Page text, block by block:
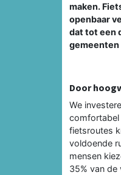
maken.
openbaar
dat tot een
gemeenten
Door
We
comfortabel
fietsroutes
voldoende
mensen
35% van